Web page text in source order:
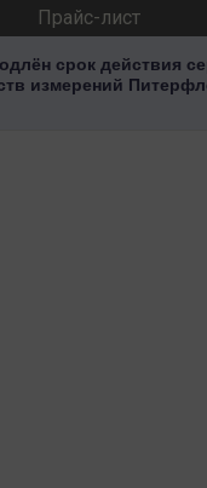
Прайс-лист
срок действия
измерений